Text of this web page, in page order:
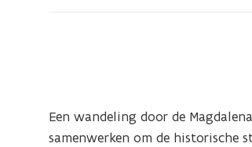
Een wandeling door de
samenwerken om de historische